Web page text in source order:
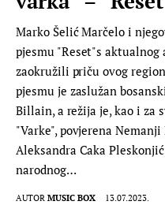
Marko Šelić Marčelo i
pjesmu "Reset"s
zaokružili priču ovog
pjesmu je zaslužan
Billain, a režija je, kao i za
"Varke", povjerena
Aleksandra Caka
narodnog…
AUTOR MUSIC BOX 13.07.2023.